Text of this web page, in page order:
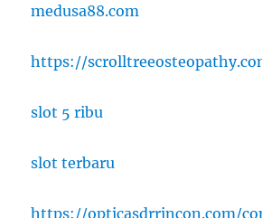
medusa88.com
https://
slot 5 ribu
slot terbaru
https://opticasdrrincon.com/